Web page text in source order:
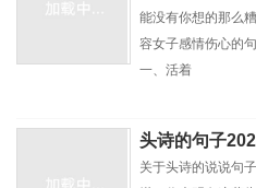
能没有你想的那么
容女子感情伤心的
一、活着
关于头诗的说说句